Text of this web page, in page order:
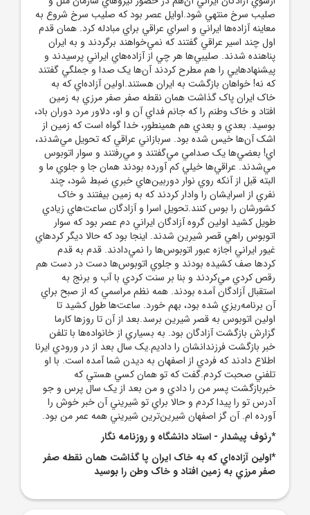
صليب سرخ منتهي شود.اوايل عصر بود که صليب سرخ شروع به
معاينه آزاده‌ها ايراني و اسراي عراقي براي مبادله کرد. همان قدم
اول چند اسير عراقي گفتند که نمي‌خواهند برگردند و به ايران
پناهنده شدند. صليبي‌ها هر چي از آزاده‌هاي ايراني پرسيدند و
پيشنهادهايي را هم مطرح کردند آن‌ها يک صدا و جملگي گفتند
که نه! خواهان بازگشت به ايران هستند.اولين آزاده‌اي که به
خاک ايران پاک گذاشت همان نقطه صفر صفر مرزي به زمين
افتاد و خاک وطنم را که جانم فداي آن و او، دلاور مرد دوران باد،
بوسيد. بعدي و بعدي هم همينطور، خدا گواه است که زمين از
اشک آن‌ها خيس شده بود. سربازاني عراقي که تحويل مي‌شدند،
اي! بعضي‌ها يک صدامي مي‌گفتند و مي‌رفتند و سوار اتوبوس
مي‌شدند. عراقي‌ها خيلي کم آورده بودند همان جا و جلوي ما و
البته قبل از آنکه روي نوار دوربين‌هاي خبري ضبط شود، چند
نفري از اسرايشان را وادار کردند که به زمين بيفتند و خاک
کشورشان را بوس کنند.تحويل اسرا و آزادگان ساعت‌هاي زيادي
طويل کشيد اولين گروه آزادگان ايراني دم عصر بود که سوار
اتوبوس راهي قصر شيرين شدند. اينجا بود که حالا ديگر کردهاي
غيور ايراني اجازه عبور اتوبوس‌ها را نمي‌دادند. قدم به قدم
کردها صف کشيده بودند و جلوي اتوبوس‌ها دست در دست هم
رقص کردي مي‌کردند و بنا بر سنت کردي با آب و برنج به
استقبال آزادگان آمده بودند. همه نظم مراسمي که از صبح براي
آن برنامه‌ريزي شده بود، بهم خورد. ساعت‌ها طول کشيد تا
اولين اتوبوس به قصر شيرين برسد.بعد از آن تا روزها کارما
گزارش بازگشت آزادگان بود. به بسياري از خانواده‌ها با تلفن
خبر بازگشت فرزندانشان را داديم.يک سال بعد از در ورودي ايرنا
اطلاع دادند که فردي از اصفهان به ديدن شما آمده است. با او
تلفني صحبت کردم.گفت که تو همان کسي هستي که
خبربازگشت پسر من را دادي و من بعد از يک سال پرس و جو
آدرس تو را پيدا کردم و حالا براي تو شيريني آن خبر خوش را
آورده ام. آن گز اصفهان شيرين‌ترين شيريني همه عمر من بود.
*رئوف پيشدار - استاد دانشگاه و روزنامه نگار
*اولين آزاده‌اي که به خاک ايران پا گذاشت همان نقطه صفر
صفر مرزي به زمين افتاد و خاک وطن را بوسيد